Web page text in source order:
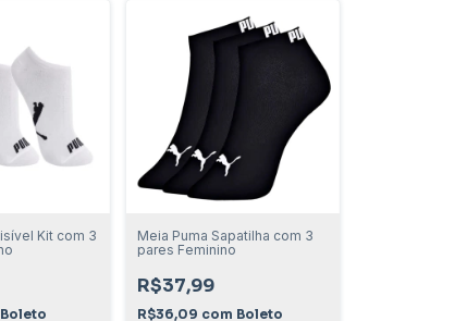
Kit com 3
Boleto
Meia Puma Sapatilha com 3
pares Feminino
R$37,99
R$36,09 com Boleto